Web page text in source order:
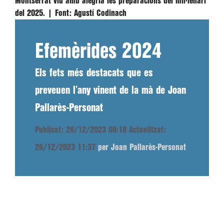
del 2025. |
Font: Agustí Codinach
Efemèrides 2024
Els fets més destacats que es
preveuen l’any vinent de la mà de Joan
Pallarès-Personat
Publicat: 26/12/2023 08:18 Actualitzat:
26/12/2023 11:37 per Joan Pallarès-Personat